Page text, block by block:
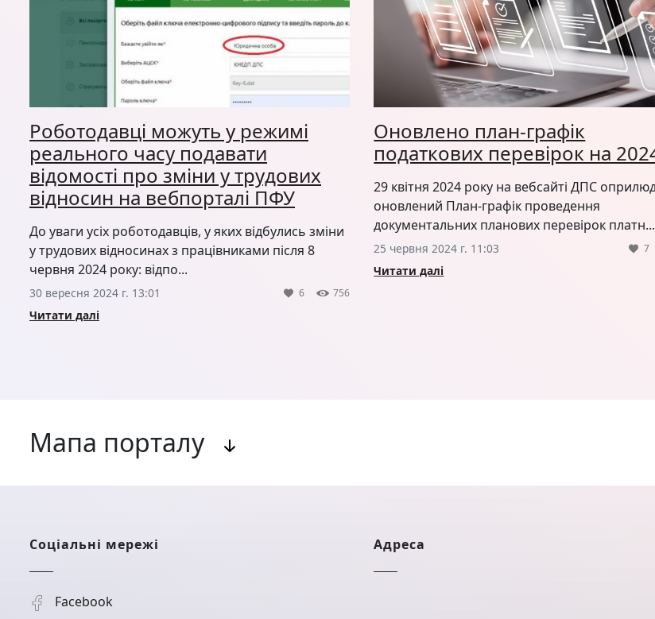
Роботодавці можуть у режимі
реального часу подавати
відомості про зміни у трудових
відносин на вебпорталі ПФУ
До уваги усіх роботодавців, у яких відбулись зміни
у трудових відносинах з працівниками після 8
червня 2024 року: відпо...
30 вересня 2024 г. 13:01 6 756
Читати далі
Оновлено план-графік
податкових перевірок на
29 квітня 2024 року на вебсайті ДПС
оновлений План-графік проведення
документальних планових перевірок платн...
25 червня 2024 г. 11:03 7
Читати далі
Мапа порталу
Соціальні мережі
Facebook
Адреса